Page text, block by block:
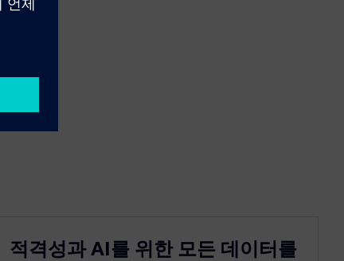
적격성과 AI를 위한 모든 데이터를